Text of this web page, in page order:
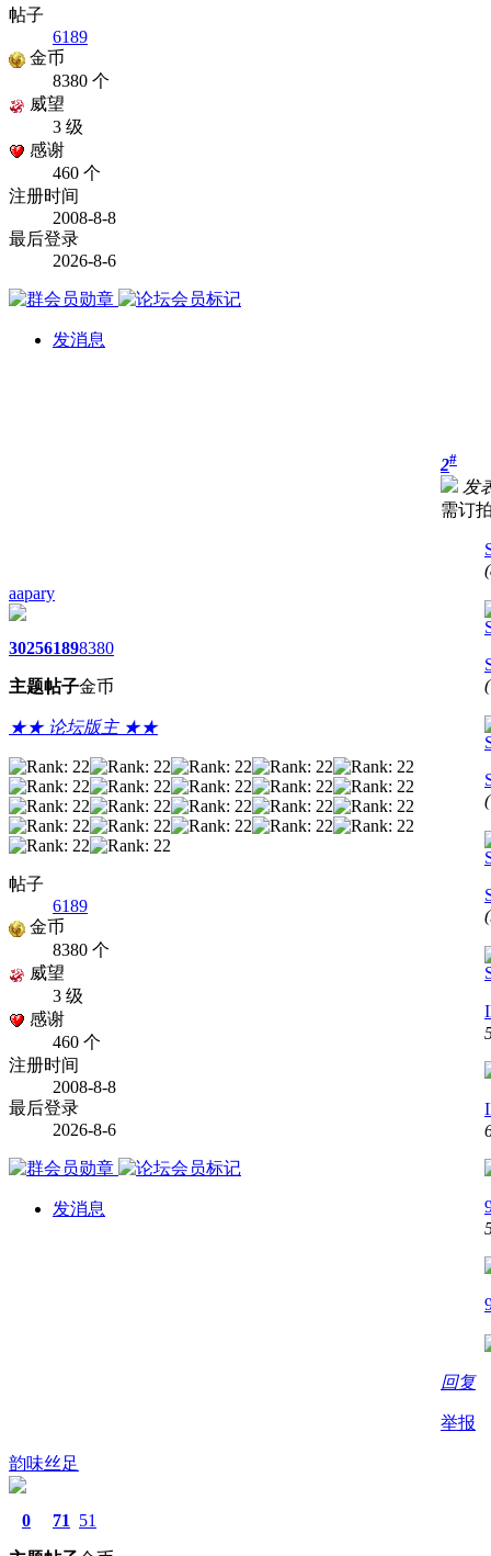
帖子
6189
金币
8380 个
威望
3 级
感谢
460 个
注册时间
2008-8-8
最后登录
2026-8-6
发消息
aapary
3025
主题
6189
帖子
8380
金币
★★ 论坛版主 ★★
帖子
6189
金币
8380 个
威望
3 级
感谢
460 个
注册时间
2008-8-8
最后登录
2026-8-6
发消息
2#
发
需订
回复
举报
韵味丝足
0 71 51